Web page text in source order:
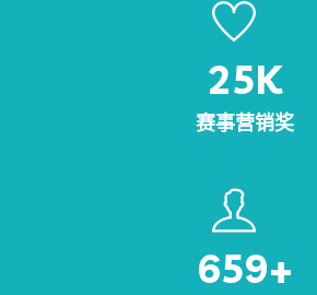
25K
赛事营销奖
659+